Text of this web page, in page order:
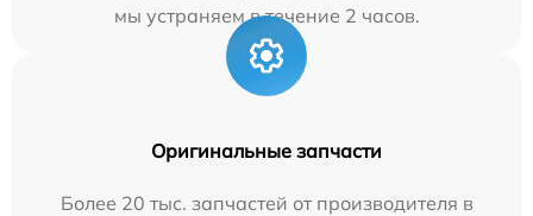
мы устраняем в течение 2 часов.
Оригинальные запчасти
Более 20 тыс. запчастей от производителя в